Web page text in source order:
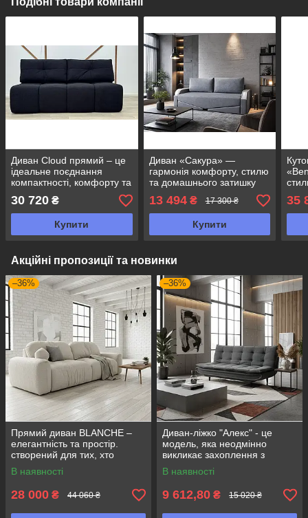
Диван Cloud прямий – це
ідеальне поєднання
компактності, комфорту та
сучасного дизайну.
30 720 ₴
Купити
Диван «Сакура» —
гармонія комфорту, стилю
та домашнього затишку
13 494₴ 17 300 ₴
Купити
в
35
Акційні пропозиції та новинки
–36%
Прямий диван BLANCHE –
елегантність та простір.
створений для тих, хто
вибирає бездоганний
комфорт та сучасний стиль.
В наявності
28 000 ₴ 44 060 ₴
–36%
Диван-ліжко "Алекс" - це
модель, яка неодмінно
викликає захоплення з
першого погляду.
В наявності
9 612,80 ₴ 15 020 ₴